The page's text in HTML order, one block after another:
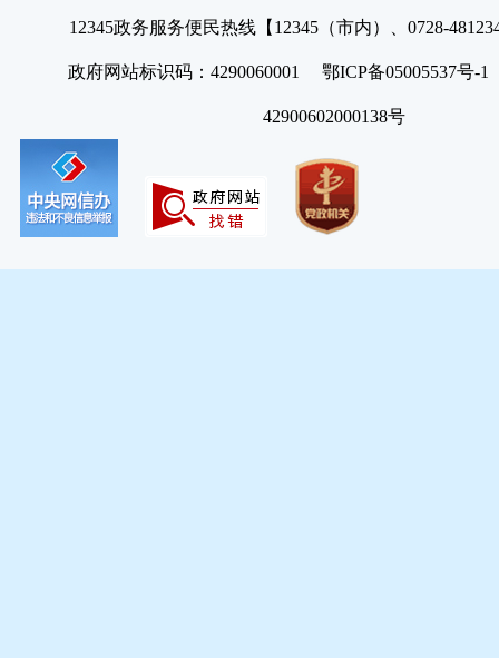
12345政务服务便民热线【12345（市内）、0728-
政府网站标识码：4290060001 鄂ICP备05005537号
42900602000138号